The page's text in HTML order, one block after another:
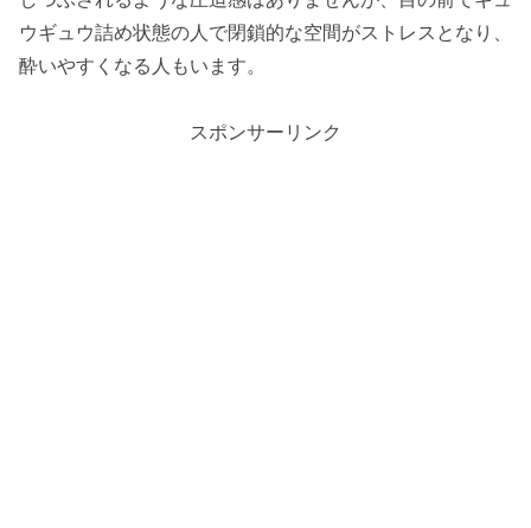
ウギュウ詰め状態の人で閉鎖的な空間がストレスとなり、
酔いやすくなる人もいます。
スポンサーリンク